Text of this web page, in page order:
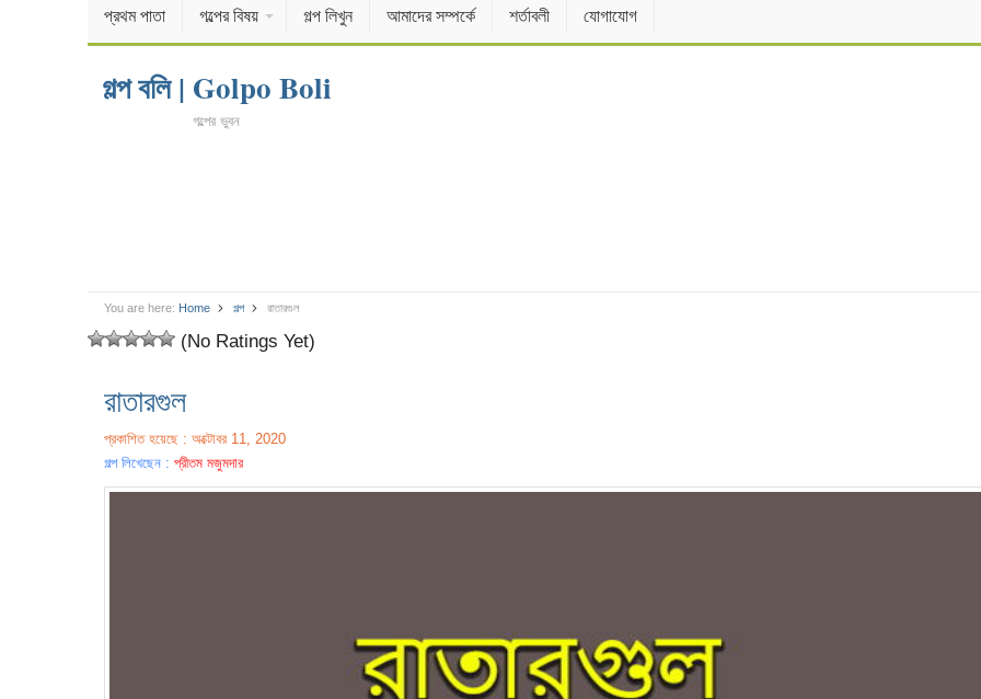
প্রথম পাতা গল্পের বিষয় গল্প লিখুন আমাদের সম্পর্কে শর্তাবলী যোগাযোগ
গল্প বলি | Golpo Boli
গল্পের ভুবন
You are here: Home গল্প রাতারগুল
(No Ratings Yet)
রাতারগুল
প্রকাশিত হয়েছে : অক্টোবর 11, 2020
গল্প লিখেছেন : প্রীতম মজুমদার